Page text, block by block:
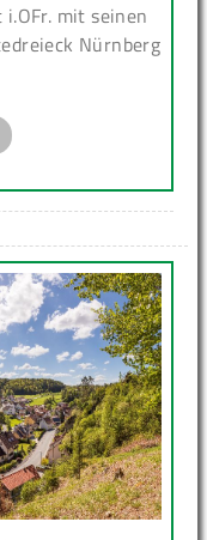
mit seinen
Nürnberg